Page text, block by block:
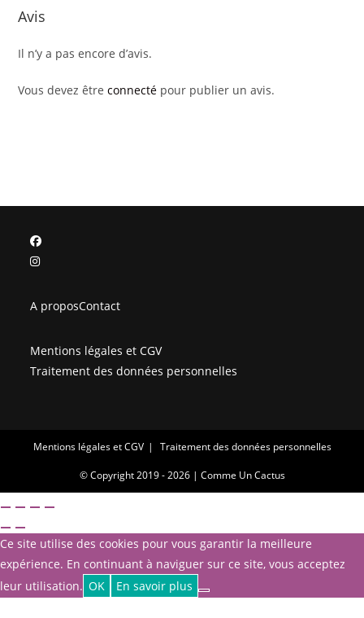
Avis
Il n’y a pas encore d’avis.
Vous devez êtreconnecté pour publier un avis.
S’ouvre
nouvel
S’ouvre
un
A proposContact
Mentions légales et CGV
Traitement des données personnelles
Mentions légales et CGV Traitement des données personnelles
© Copyright 2019 - 2026 | Comme Un Cactus
Ce site utilise des cookies pour vous garantir la meilleure
expérience. En continuant à naviguer sur ce site, vous acceptez
leur utilisation. OK En savoir plus